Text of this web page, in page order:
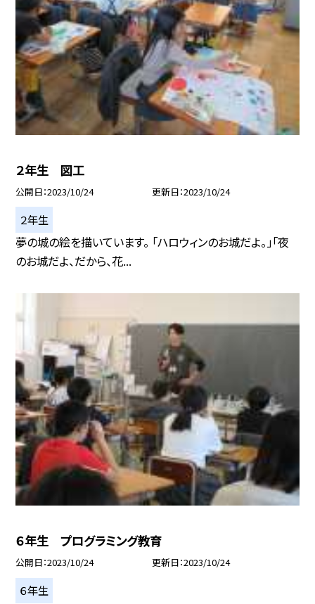
２年生 図工
公開日 2023/10/24 更新日 2023/10/24
２年生
夢の城の絵を描いています。 「ハロウィンのお城だよ。」「夜
のお城だよ、だから、花...
６年生 プログラミング教育
公開日 2023/10/24 更新日 2023/10/24
６年生